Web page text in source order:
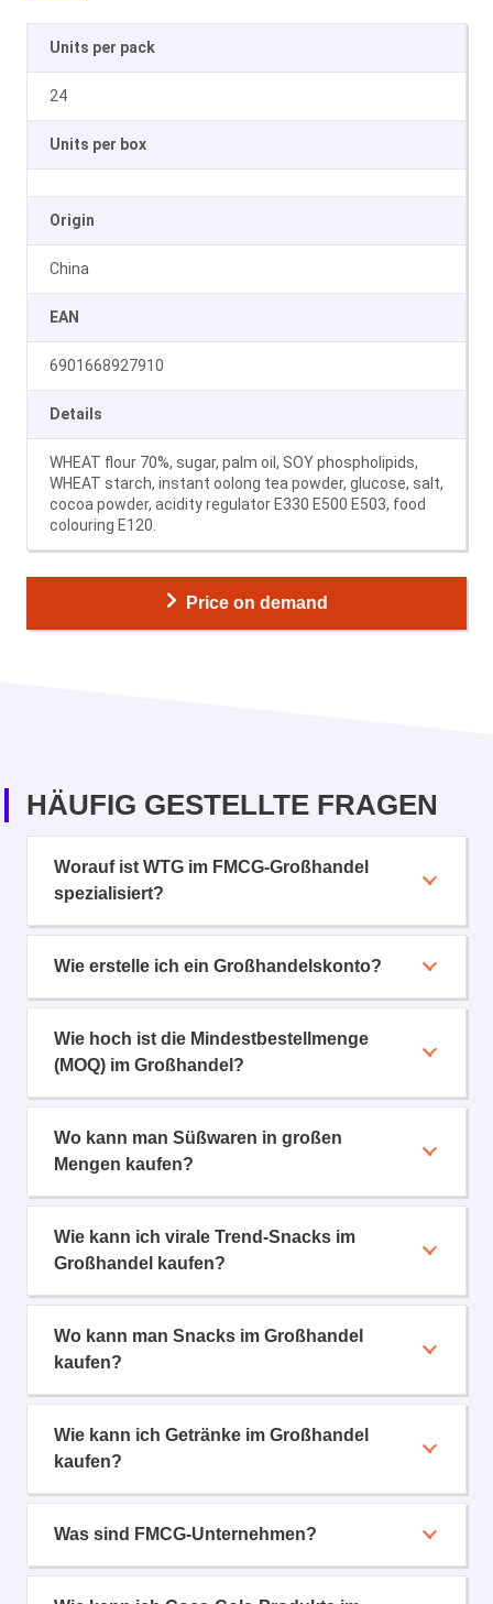
Units per pack
24
Units per box
Origin
China
EAN
6901668927910
Details
WHEAT flour 70%, sugar, palm oil, SOY phospholipids,
WHEAT starch, instant oolong tea powder, glucose, salt,
cocoa powder, acidity regulator E330 E500 E503, food
colouring E120.
Price on demand
HÄUFIG GESTELLTE FRAGEN
Worauf ist WTG im FMCG-Großhandel
spezialisiert?
Wie erstelle ich ein Großhandelskonto?
Wie hoch ist die Mindestbestellmenge
(MOQ) im Großhandel?
Wo kann man Süßwaren in großen
Mengen kaufen?
Wie kann ich virale Trend-Snacks im
Großhandel kaufen?
Wo kann man Snacks im Großhandel
kaufen?
Wie kann ich Getränke im Großhandel
kaufen?
Was sind FMCG-Unternehmen?